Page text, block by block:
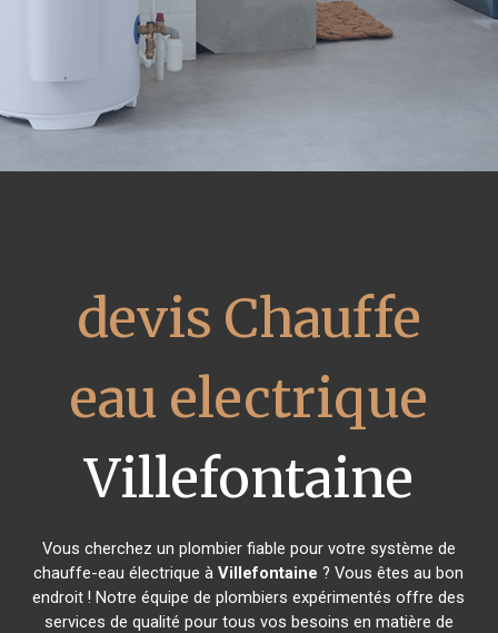
devis Chauffe
eau electrique
Villefontaine
Vous cherchez un plombier fiable pour votre système de
chauffe-eau électrique àVillefontaine ? Vous êtes au bon
endroit ! Notre équipe de plombiers expérimentés offre des
services de qualité pour tous vos besoins en matière de